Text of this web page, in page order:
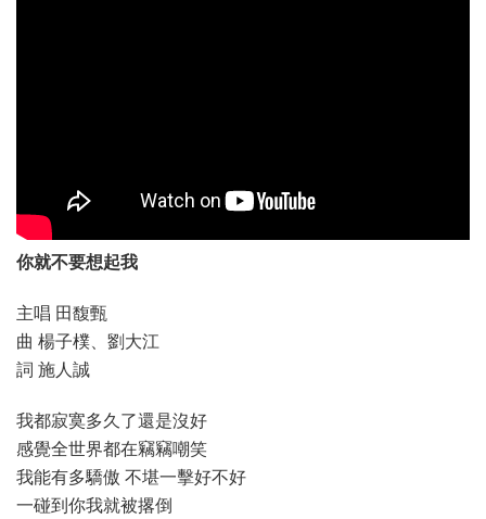
你就不要想起我
主唱 田馥甄
曲 楊子樸、劉大江
詞 施人誠
我都寂寞多久了還是沒好
感覺全世界都在竊竊嘲笑
我能有多驕傲 不堪一擊好不好
一碰到你我就被撂倒